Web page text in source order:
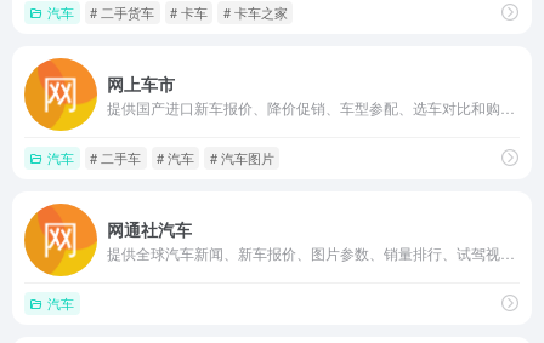
汽车 # 二手货车 # 卡车 # 卡车之家
网上车市
汽车 # 二手车 # 汽车 # 汽车图片
网通社汽车
汽车